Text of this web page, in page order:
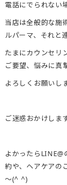
電話にでられない
当店は全般的な施
ルパーマ、それと
たまにカウンセリ
ご要望、悩みに真
よろしくお願いし
ご迷惑おかけしま
よかったら
約や、ヘアケアの
～(^ ^)